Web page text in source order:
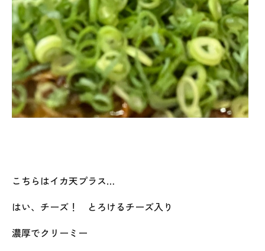
こちらはイカ天プラス…
はい、チーズ！ とろけるチーズ入り
濃厚でクリーミー